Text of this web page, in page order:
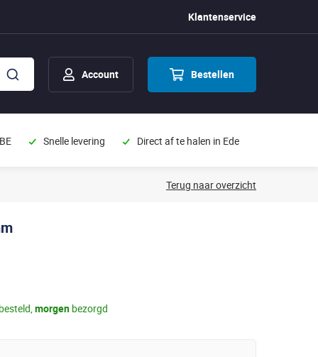
Klantenservice
Bestellen
Account
Snelle levering Direct af te halen in Ede
Terug naar overzicht
morgen bezorgd